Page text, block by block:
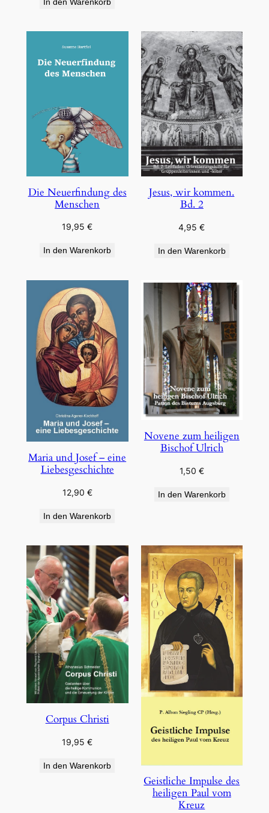
In den Warenkorb
Die Neuerfindung des
Menschen
19,95€
In den Warenkorb
Jesus, wir kommen.
Bd. 2
4,95€
In den Warenkorb
Maria und Josef – eine
Liebesgeschichte
12,90 €
In den Warenkorb
Novene zum heiligen
Bischof Ulrich
1,50 €
In den Warenkorb
Corpus Christi
19,95€
In den Warenkorb
Geistliche Impulse des
heiligen Paul vom
Kreuz